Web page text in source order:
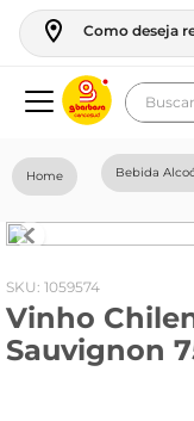
Como deseja
Bebida
: 1059574
Vinho
Sauvignon
geladeira
fogao
café
cerveja